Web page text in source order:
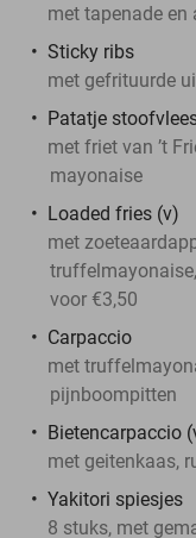
met tapenade en
Sticky ribs
met gefrituurde
Patatje
met friet van ’t
mayonaise
Loaded fries (v)
met
voor €3,50
Carpaccio
met
pijnboompitten
Bietencarpaccio
met geitenkaas,
Yakitori spiesjes
8 stuks, met